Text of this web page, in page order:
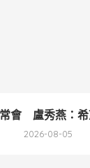
會 盧秀燕：
2026-08-05